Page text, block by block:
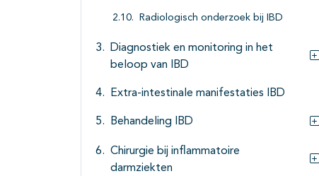
Radiologisch onderzoek bij IBD
Diagnostiek en monitoring in het
beloop van IBD
Extra-intestinale manifestaties IBD
Behandeling IBD
Chirurgie bij inflammatoire
darmziekten